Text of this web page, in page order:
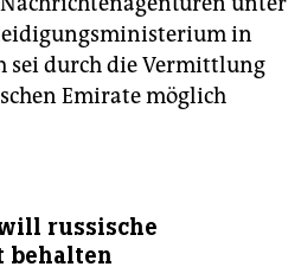
in
sei durch die Vermittlung
Emirate möglich
russische
behalten